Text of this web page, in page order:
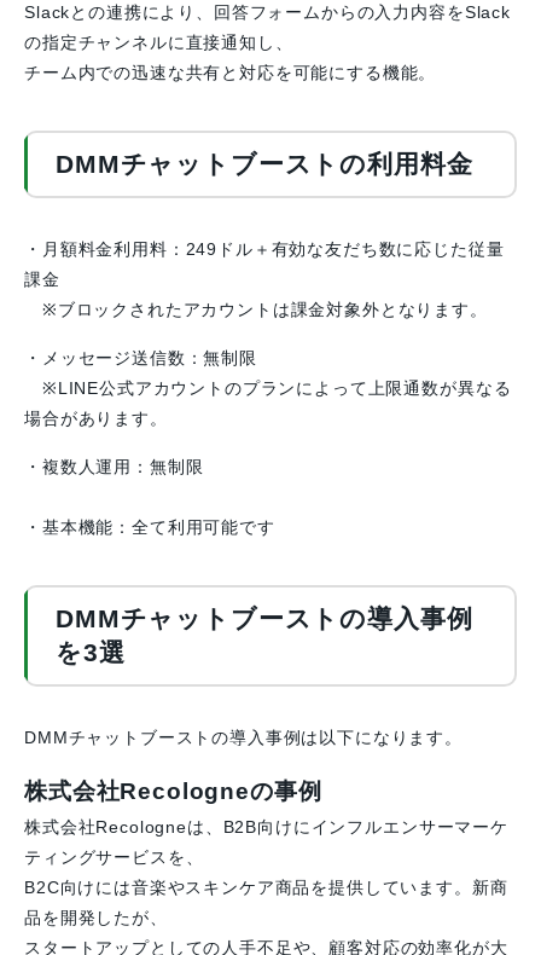
Slackとの連携により、回答フォームからの入力内容をSlack
の指定チャンネルに直接通知し、
チーム内での迅速な共有と対応を可能にする機能。
DMMチャットブーストの利用料金
・月額料金利用料：249ドル＋有効な友だち数に応じた従量
課金
※ブロックされたアカウントは課金対象外となります。
・メッセージ送信数：無制限
※LINE公式アカウントのプランによって上限通数が異なる
場合があります。
・複数人運用：無制限
・基本機能：全て利用可能です
DMMチャットブーストの導入事例
を3選
DMMチャットブーストの導入事例は以下になります。
株式会社Recologneの事例
株式会社Recologneは、B2B向けにインフルエンサーマーケ
ティングサービスを、
B2C向けには音楽やスキンケア商品を提供しています。新商
品を開発したが、
スタートアップとしての人手不足や、顧客対応の効率化が大